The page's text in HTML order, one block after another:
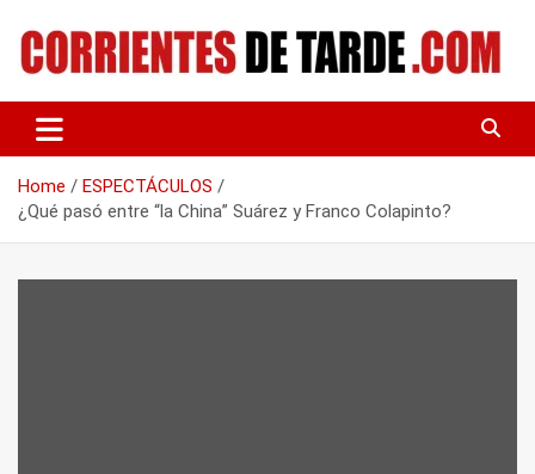
content
CORRIENTES DE TARDE
Home
ESPECTÁCULOS
¿Qué pasó entre “la China” Suárez y Franco Colapinto?